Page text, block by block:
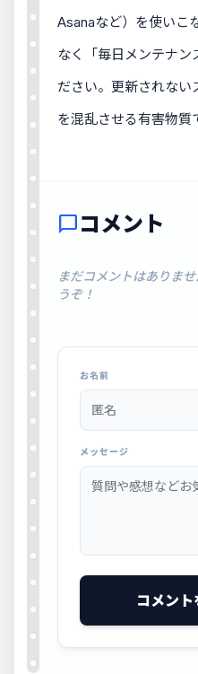
Asanaなど）を使いこ
なく「毎日メンテナン
ださい。更新されない
を混乱させる有害物質
chat_bubbleコメント
まだコメントはありま
うぞ！
お名前
メッセージ
コメント